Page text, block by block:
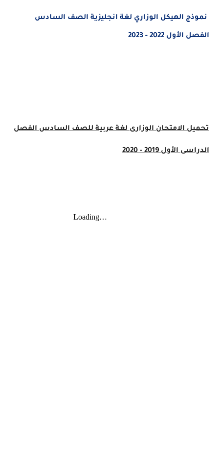
نموذج الهيكل الوزاري لغة انجليزية الصف السادس
الفصل الأول 2022 - 2023
تحميل الامتحان الوزارى لغة عربية للصف السادس الفصل
الدراسى الأول 2019 - 2020